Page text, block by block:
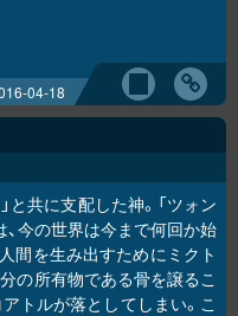
04-18
と共に支配した神。「ツォン
、今の世界は今まで何回か始
間を生み出すためにミクト
の所有物である骨を譲るこ
トルが落としてしまい。こ